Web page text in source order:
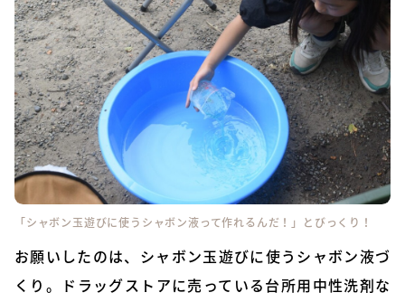
「シャボン玉遊びに使うシャボン液って作れるんだ！」とびっくり！
お願いしたのは、シャボン玉遊びに使うシャボン液づ
くり。ドラッグストアに売っている台所用中性洗剤な